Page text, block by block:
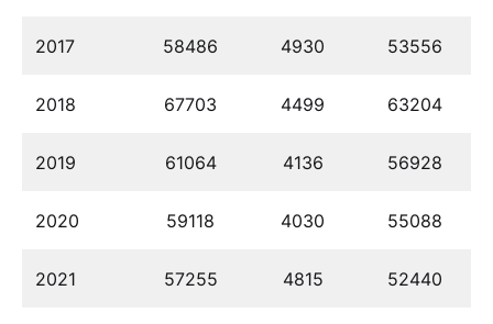
2017 58486 4930 53556
2018 67703 4499 63204
2019 61064 4136 56928
2020 59118 4030 55088
2021 57255 4815 52440